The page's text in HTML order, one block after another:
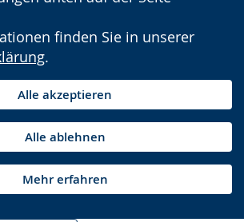
finden Sie in unserer
.
Alle akzeptieren
Alle ablehnen
Mehr erfahren